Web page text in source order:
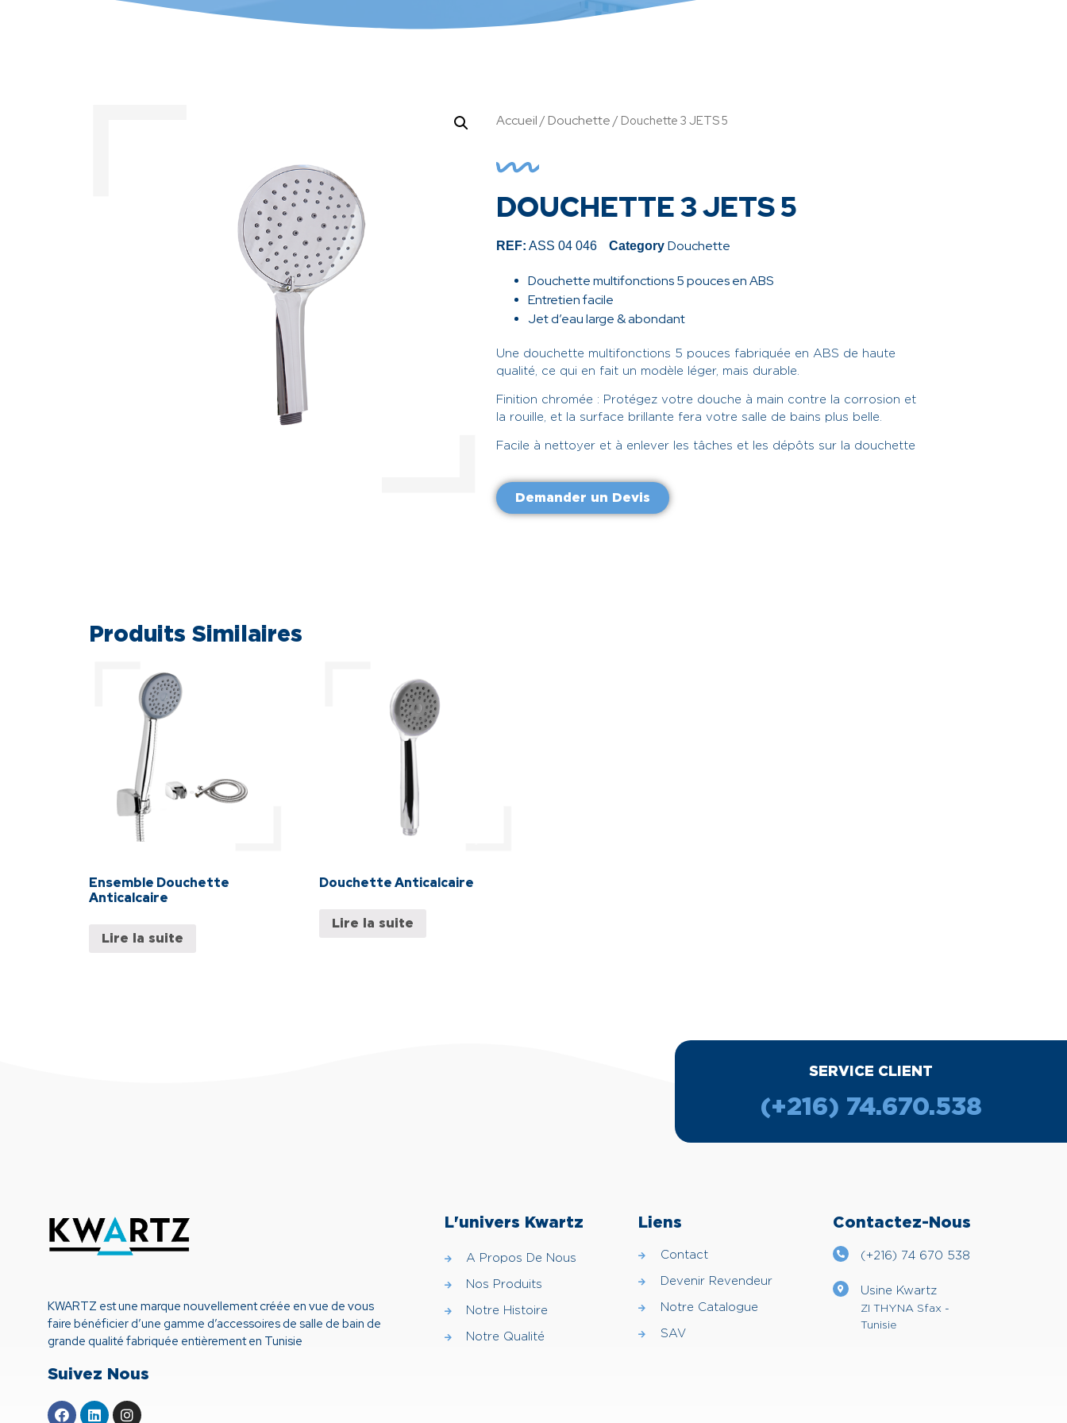
Accueil / Douchette / Douchette 3 JETS 5
DOUCHETTE 3 JETS 5
REF: ASS 04 046 Category Douchette
Douchette multifonctions 5 pouces en ABS
Entretien facile
Jet d’eau large & abondant
Une douchette multifonctions 5 pouces fabriquée en ABS de haute
qualité, ce qui en fait un modèle léger, mais durable.
Finition chromée : Protégez votre douche à main contre la corrosion et
la rouille, et la surface brillante fera votre salle de bains plus belle.
Facile à nettoyer et à enlever les tâches et les dépôts sur la douchette
Demander un Devis
Produits Similaires
Ensemble Douchette
Anticalcaire
Lire la suite
Douchette Anticalcaire
Lire la suite
SERVICE CLIENT
(+216) 74.670.538
KWARTZ est une marque nouvellement créée en vue de vous
faire bénéficier d’une gamme d’accessoires de salle de bain de
grande qualité fabriquée entièrement en Tunisie
Suivez Nous
L'univers Kwartz
A Propos De Nous
Nos Produits
Notre Histoire
Notre Qualité
Liens
Contact
Devenir Revendeur
Notre Catalogue
SAV
Contactez-Nous
(+216) 74 670 538
Usine Kwartz
ZI THYNA Sfax -
Tunisie